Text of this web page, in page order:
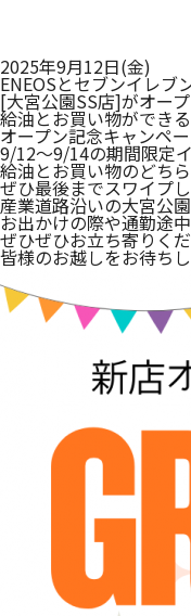
2025年9月12日(金)
ENEOSとセブンイレブ
[大宮公園SS店]がオー
給油とお買い物ができ
オープン記念キャンペ
9/12～9/14の期間限定
給油とお買い物のどち
ぜひ最後までスワイプ
産業道路沿いの大宮公
お出かけの際や通勤途
ぜひぜひお立ち寄りく
皆様のお越しをお待ち